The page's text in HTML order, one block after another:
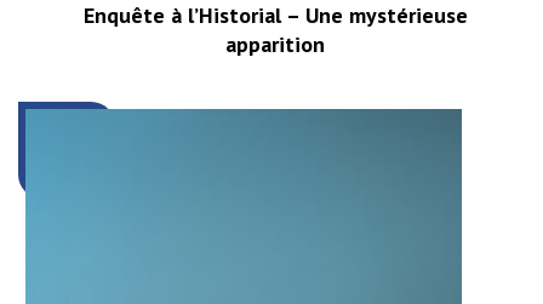
Enquête à l’Historial – Une mystérieuse
apparition